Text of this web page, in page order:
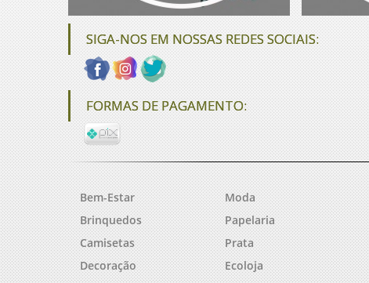
SIGA-NOS EM NOSSAS REDES SOCIAIS:
FORMAS DE PAGAMENTO:
Bem-Estar
Brinquedos
Camisetas
Decoração
Moda
Papelaria
Prata
Ecoloja